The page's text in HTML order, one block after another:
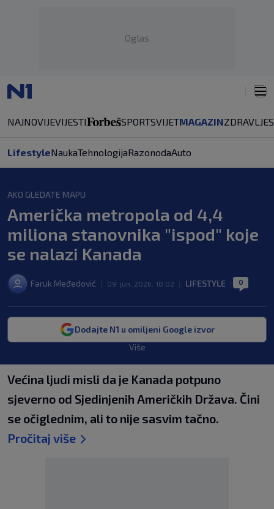
Oglas
NAJNOVIJEVIJESTI SPORTSVIJETMAGAZINZDRAVLJE
LifestyleNaukaTehnologijaRazonodaAuto
AKO GLEDATE MAPU
Američka metropola od 4,4
miliona stanovnika "ispod" koje
se nalazi Kanada
Faruk Međedović 09. jun. 2026. 18:02 LIFESTYLE 0
Dodajte N1 u omiljeni Google izvor
Više
Većina ljudi misli da je Kanada potpuno
sjeverno od Sjedinjenih Američkih Država. Čini
se očiglednim, ali to nije sasvim tačno.
Pročitaj više